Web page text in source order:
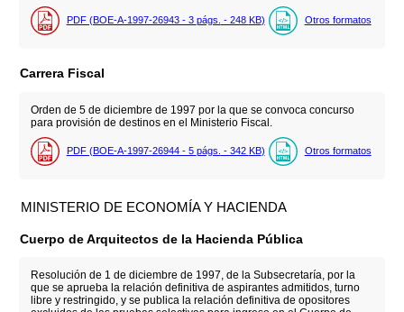
PDF (BOE-A-1997-26943 - 3 págs. - 248 KB) Otros formatos
Carrera Fiscal
Orden de 5 de diciembre de 1997 por la que se convoca concurso
para provisión de destinos en el Ministerio Fiscal.
PDF (BOE-A-1997-26944 - 5 págs. - 342 KB) Otros formatos
MINISTERIO DE ECONOMÍA Y HACIENDA
Cuerpo de Arquitectos de la Hacienda Pública
Resolución de 1 de diciembre de 1997, de la Subsecretaría, por la
que se aprueba la relación definitiva de aspirantes admitidos, turno
libre y restringido, y se publica la relación definitiva de opositores